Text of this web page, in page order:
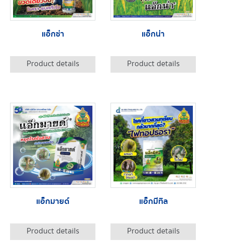
แอ็กซ่า
Product details
แอ็กน่า
Product details
แอ็กมายด์
Product details
แอ็กมีทิล
Product details